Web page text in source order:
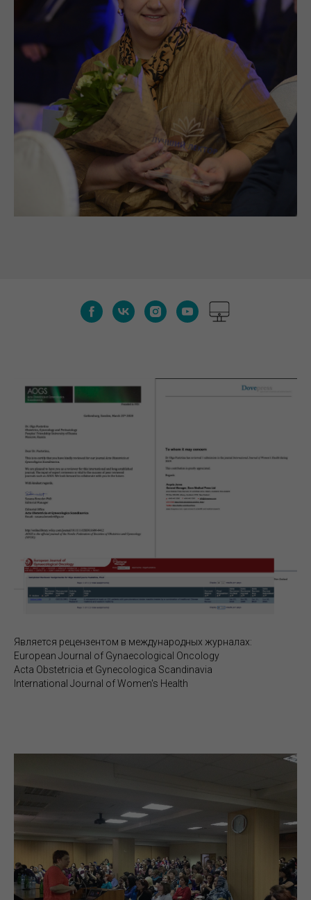
Является рецензентом в международных журналах:
European Journal of Gynaecological Oncology
Acta Obstetricia et Gynecologica Scandinavia
International Journal of Women's Health